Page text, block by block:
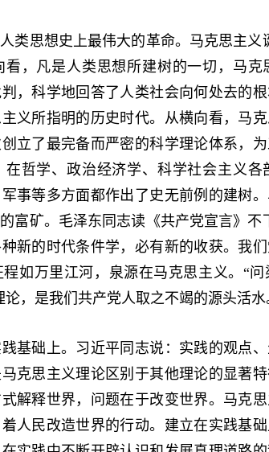
思想史上最伟大的革命。马克思主义
，凡是人类思想所建树的一切，马
，科学地回答了人类社会向何处去的
义所指明的历史时代。从横向看，马
立了最完备而严密的科学理论体系，
在哲学、政治经济学、科学社会主义
事等多方面都作出了史无前例的建树
富矿。毛泽东同志读《共产党宣言》不
新的时代条件学，必有新的收获。我
如万里江河，泉源在马克思主义。“
，是我们共产党人取之不竭的源头活水
础上。习近平同志说：实践的观点、
克思主义理论区别于其他理论的显著特
解释世界，问题在于改变世界。马克
人民改造世界的行动。建立在实践基